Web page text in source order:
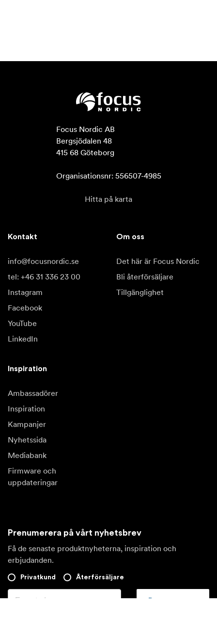
Focus Nordic AB
Bergsjödalen 48
415 68 Göteborg
Organisationsnr: 556507-4985
Hitta på karta
Kontakt
info@focusnordic.se
tel: +46 31 336 23 00
Instagram
Facebook
YouTube
LinkedIn
Om oss
Det här är Focus Nordic
Bli återförsäljare
Tillgänglighet
Inspiration
Ambassadörer
Inspiration
Kampanjer
Nyhetssida
Mediabank
Firmware och
uppdateringar
Prenumerera på vårt nyhetsbrev
Få de senaste produktnyheterna, inspiration och
erbjudanden.
Privatkund Återförsäljare
Prenumerera